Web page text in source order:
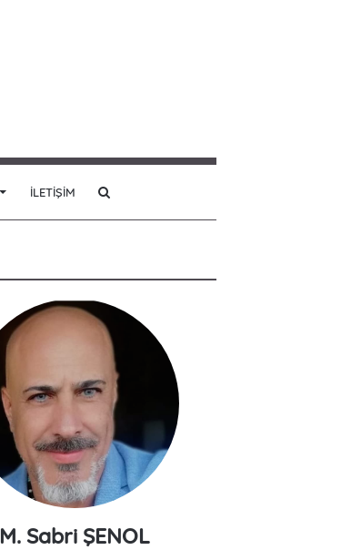
İLETIŞIM
...
M. Sabri ŞENOL